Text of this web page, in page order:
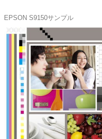
EPSON S9150サンプル